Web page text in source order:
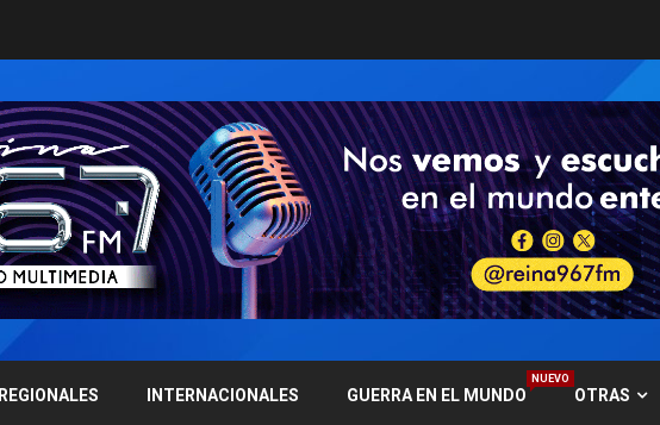
REGIONALES INTERNACIONALES GUERRA EN EL MUNDO
NUEVO
OTRAS